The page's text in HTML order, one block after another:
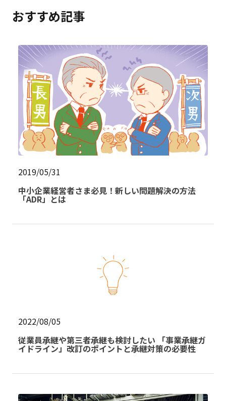
おすすめ記事
2019/05/31
中小企業経営者さま必見！新しい問題解決の方法
「ADR」とは
2022/08/05
従業員承継や第三者承継も検討したい 「事業承継ガ
イドライン」改訂のポイントと承継対策の必要性